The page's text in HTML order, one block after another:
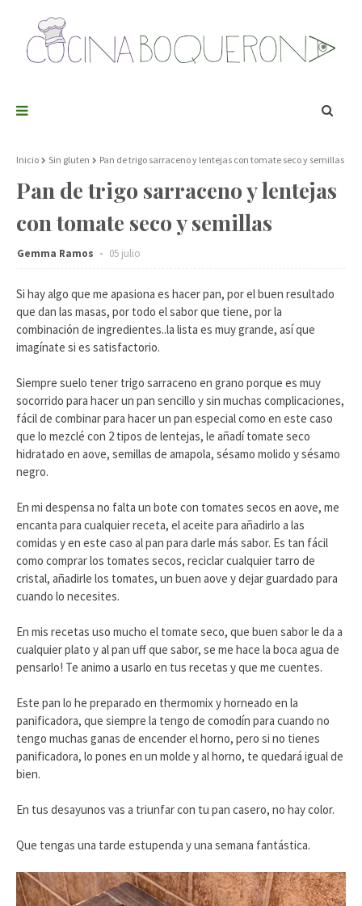
Inicio Sin gluten Pan de trigo sarraceno y lentejas con tomate seco y semillas
Pan de trigo sarraceno y lentejas
con tomate seco y semillas
Gemma Ramos 05 julio
Si hay algo que me apasiona es hacer pan, por el buen resultado
que dan las masas, por todo el sabor que tiene, por la
combinación de ingredientes..la lista es muy grande, así que
imagínate si es satisfactorio.
Siempre suelo tener trigo sarraceno en grano porque es muy
socorrido para hacer un pan sencillo y sin muchas complicaciones,
fácil de combinar para hacer un pan especial como en este caso
que lo mezclé con 2 tipos de lentejas, le añadí tomate seco
hidratado en aove, semillas de amapola, sésamo molido y sésamo
negro.
En mi despensa no falta un bote con tomates secos en aove, me
encanta para cualquier receta, el aceite para añadirlo a las
comidas y en este caso al pan para darle más sabor. Es tan fácil
como comprar los tomates secos, reciclar cualquier tarro de
cristal, añadirle los tomates, un buen aove y dejar guardado para
cuando lo necesites.
En mis recetas uso mucho el tomate seco, que buen sabor le da a
cualquier plato y al pan uff que sabor, se me hace la boca agua de
pensarlo! Te animo a usarlo en tus recetas y que me cuentes.
Este pan lo he preparado en thermomix y horneado en la
panificadora, que siempre la tengo de comodín para cuando no
tengo muchas ganas de encender el horno, pero si no tienes
panificadora, lo pones en un molde y al horno, te quedará igual de
bien.
En tus desayunos vas a triunfar con tu pan casero, no hay color.
Que tengas una tarde estupenda y una semana fantástica.